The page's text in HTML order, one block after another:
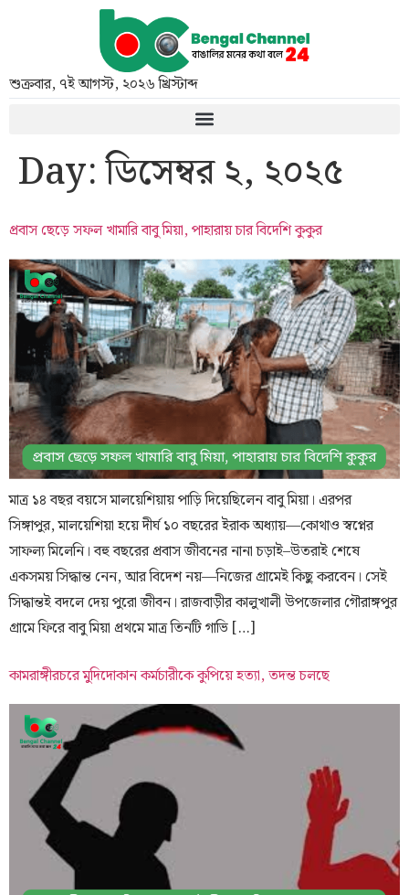
শুক্রবার, ৭ই আগস্ট, ২০২৬ খ্রিস্টাব্দ
Day:ডিসেম্বর ২, ২০২৫
প্রবাস ছেড়ে সফল খামারি বাবু মিয়া, পাহারায় চার বিদেশি কুকুর
মাত্র ১৪ বছর বয়সে মালয়েশিয়ায় পাড়ি দিয়েছিলেন বাবু মিয়া। এরপর
সিঙ্গাপুর, মালয়েশিয়া হয়ে দীর্ঘ ১০ বছরের ইরাক অধ্যায়—কোথাও স্বপ্নের
সাফল্য মিলেনি। বহু বছরের প্রবাস জীবনের নানা চড়াই–উতরাই শেষে
একসময় সিদ্ধান্ত নেন, আর বিদেশ নয়—নিজের গ্রামেই কিছু করবেন। সেই
সিদ্ধান্তই বদলে দেয় পুরো জীবন। রাজবাড়ীর কালুখালী উপজেলার গৌরাঙ্গপুর
গ্রামে ফিরে বাবু মিয়া প্রথমে মাত্র তিনটি গাভি […]
কামরাঙ্গীরচরে মুদিদোকান কর্মচারীকে কুপিয়ে হত্যা, তদন্ত চলছে